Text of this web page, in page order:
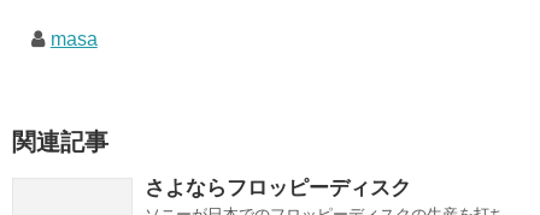
masa
関連記事
さよならフロッピーディスク